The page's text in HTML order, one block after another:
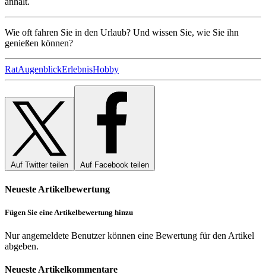
Wie oft fahren Sie in den Urlaub? Und wissen Sie, wie Sie ihn
genießen können?
RatAugenblickErlebnisHobby
Auf Twitter teilen Auf Facebook teilen
Neueste Artikelbewertung
Fügen Sie eine Artikelbewertung hinzu
Nur angemeldete Benutzer können eine Bewertung für den Artikel
abgeben.
Neueste Artikelkommentare